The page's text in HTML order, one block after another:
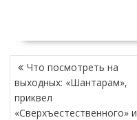
НАВИГАЦИЯ
ПО
ЗАПИСЯМ
Что посмотреть на
выходных: «Шантарам»,
приквел
«Сверхъестественного» и